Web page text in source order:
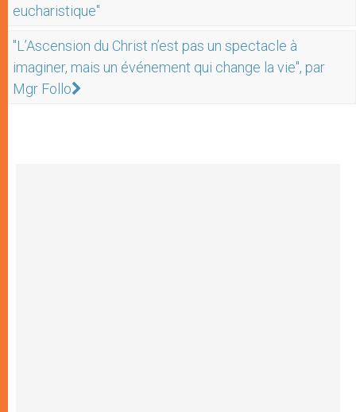
eucharistique"
"L’Ascension du Christ n’est pas un spectacle à
imaginer, mais un événement qui change la vie", par
Mgr Follo